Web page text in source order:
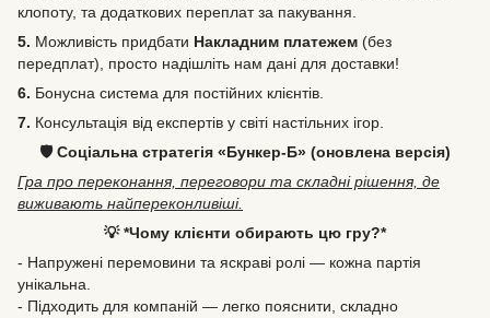
клопоту, та додаткових переплат за пакування.
5. Можливість придбати Накладним платежем (без
передплат), просто надішліть нам дані для доставки!
6. Бонусна система для постійних клієнтів.
7. Консультація від експертів у світі настільних ігор.
🛡️ Соціальна стратегія «Бункер-Б» (оновлена версія)
Гра про переконання, переговори та складні рішення, де
виживають найпереконливіші.
💡 *Чому клієнти обирають цю гру?*
- Напружені перемовини та яскраві ролі — кожна партія
унікальна.
- Підходить для компаній — легко пояснити, складно